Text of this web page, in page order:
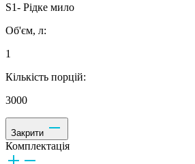
S1- Рідке мило
Об'єм, л:
1
Кількість порцій:
3000
Закрити
Комплектація